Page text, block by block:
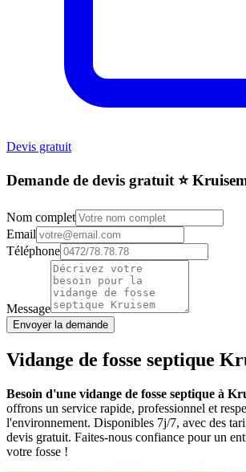
Devis gratuit
Demande de devis gratuit ⭐️
Nom complet
Email
Téléphone
Message
Envoyer la demande
Vidange de fosse septique
Besoin d'une vidange de fosse septique à
offrons un service rapide, professionnel et
l'environnement. Disponibles 7j/7, avec des
devis gratuit. Faites-nous confiance pour un
votre fosse !